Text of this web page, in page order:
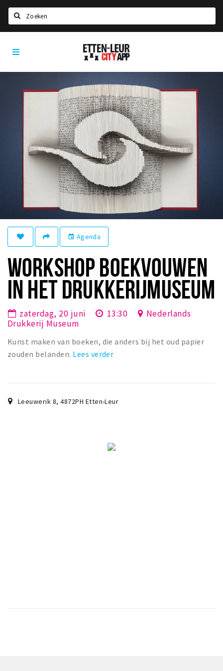
Home
Agenda
Deals
Nieuws, interviews & blogs
Eten
Drinken
Slapen
Winkels
Winkelgebieden
Bezienswaardigheden
Musea, theaters & podia
Uitjes & activiteiten
Toeristische routes
Natuurgebieden
Baroniepoorten
Andere City Apps
Etten-
Leur
event Agenda
WORKSHOP BOEKVOUWEN
IN HET DRUKKERIJMUSEUM
zaterdag, 20 juni 13:30
Nederlands
Drukkerij Museum
Kunst maken van boeken, die anders bij het oud papier
zouden belanden. Lees verder
Leeuwerik 8,4872PH Etten-Leur